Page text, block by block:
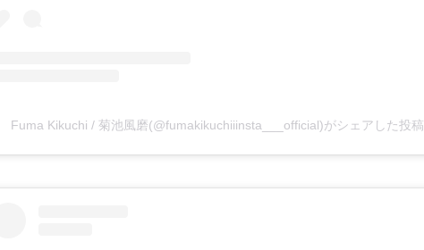
Fuma Kikuchi / 菊池風磨(@fumakikuchiiinsta___official)がシェアした投稿